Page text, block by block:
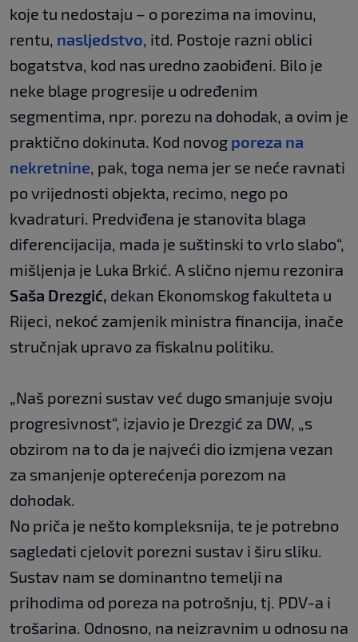
koje tu nedostaju – o porezima na imovinu,
rentu, nasljedstvo , itd. Postoje razni oblici
bogatstva, kod nas uredno zaobiđeni. Bilo je
neke blage progresije u određenim
segmentima, npr. porezu na dohodak, a ovim je
praktično dokinuta. Kod novog poreza na
nekretnine , pak, toga nema jer se neće ravnati
po vrijednosti objekta, recimo, nego po
kvadraturi. Predviđena je stanovita blaga
diferencijacija, mada je suštinski to vrlo slabo“,
mišljenja je Luka Brkić. A slično njemu rezonira
Saša Drezgić, dekan Ekonomskog fakulteta u
Rijeci, nekoć zamjenik ministra financija, inače
stručnjak upravo za fiskalnu politiku.
„Naš porezni sustav već dugo smanjuje svoju
progresivnost“, izjavio je Drezgić za DW, „s
obzirom na to da je najveći dio izmjena vezan
za smanjenje opterećenja porezom na
dohodak.
No priča je nešto kompleksnija, te je potrebno
sagledati cjelovit porezni sustav i širu sliku.
Sustav nam se dominantno temelji na
prihodima od poreza na potrošnju, tj. PDV-a i
trošarina. Odnosno, na neizravnim u odnosu na